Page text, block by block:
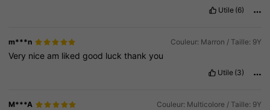
Utile (6)
m***n Couleur: Marron / Taille: 9Y
Very nice am likedgood luckthankyou
Utile (3)
M***A Couleur: Multicolore / Taille: 9Y